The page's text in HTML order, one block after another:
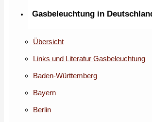
Gasbeleuchtung in
Übersicht
Links und Literatur Gasbeleuchtung
Baden-Württemberg
Bayern
Berlin